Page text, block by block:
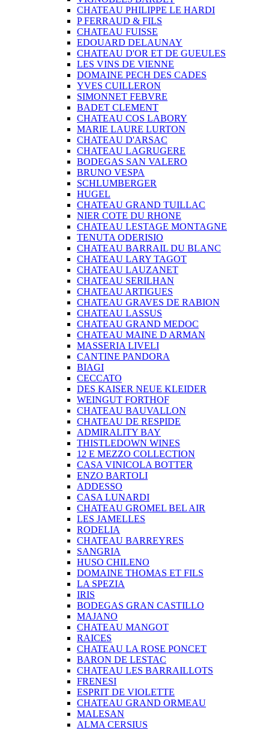
CHATEAU PHILIPPE LE HARDI
P FERRAUD & FILS
CHATEAU FUISSE
EDOUARD DELAUNAY
CHATEAU D'OR ET DE GUEULES
LES VINS DE VIENNE
DOMAINE PECH DES CADES
YVES CUILLERON
SIMONNET FEBVRE
BADET CLEMENT
CHATEAU COS LABORY
MARIE LAURE LURTON
CHATEAU D'ARSAC
CHATEAU LAGRUGERE
BODEGAS SAN VALERO
BRUNO VESPA
SCHLUMBERGER
HUGEL
CHATEAU GRAND TUILLAC
NIER COTE DU RHONE
CHATEAU LESTAGE MONTAGNE
TENUTA ODERISIO
CHATEAU BARRAIL DU BLANC
CHATEAU LARY TAGOT
CHATEAU LAUZANET
CHATEAU SERILHAN
CHATEAU ARTIGUES
CHATEAU GRAVES DE RABION
CHATEAU LASSUS
CHATEAU GRAND MEDOC
CHATEAU MAINE D ARMAN
MASSERIA LIVELI
CANTINE PANDORA
BIAGI
CECCATO
DES KAISER NEUE KLEIDER
WEINGUT FORTHOF
CHATEAU BAUVALLON
CHATEAU DE RESPIDE
ADMIRALITY BAY
THISTLEDOWN WINES
12 E MEZZO COLLECTION
CASA VINICOLA BOTTER
ENZO BARTOLI
ADDESSO
CASA LUNARDI
CHATEAU GROMEL BEL AIR
LES JAMELLES
RODELIA
CHATEAU BARREYRES
SANGRIA
HUSO CHILENO
DOMAINE THOMAS ET FILS
LA SPEZIA
IRIS
BODEGAS GRAN CASTILLO
MAJANO
CHATEAU MANGOT
RAICES
CHATEAU LA ROSE PONCET
BARON DE LESTAC
CHATEAU LES BARRAILLOTS
FRENESI
ESPRIT DE VIOLETTE
CHATEAU GRAND ORMEAU
MALESAN
ALMA CERSIUS